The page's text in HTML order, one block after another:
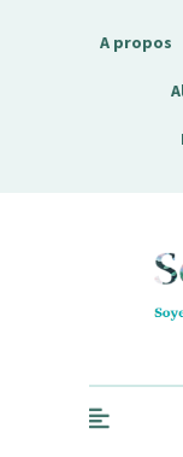
A propos